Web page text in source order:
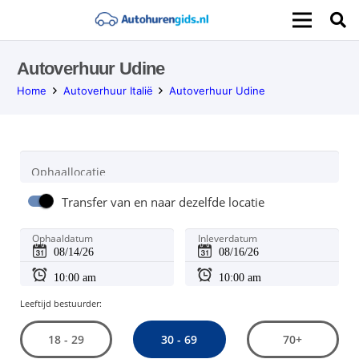
Autoverhuur Udine
Home Autoverhuur Italië Autoverhuur Udine
Ophaallocatie
Transfer van en naar dezelfde locatie
Ophaaldatum Inleverdatum
Leeftijd bestuurder:
18 - 29 30 - 69 70+